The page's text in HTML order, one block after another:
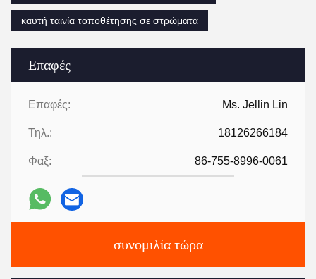
Επαφές
Επαφές: Ms. Jellin Lin
Τηλ.: 18126266184
Φαξ: 86-755-8996-0061
συνομιλία τώρα
καυτή ταινία τοποθέτησης σε στρώματα